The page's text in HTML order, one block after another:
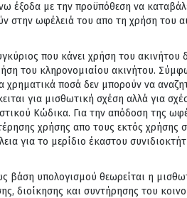
έξοδα με την προϋπόθεση να
στην ωφέλειά του απο τη χρήση του
που κάνει χρήση του
του κληρονομιαίου ακινήτου.
χρηματικά ποσά δεν μπορούν να
για μισθωτική σχέση αλλά για
Κώδικα. Για την απόδοση της
χρήσης απο τους εκτός χρήσης
για το μερίδιο έκαστου
βάση υπολογισμού θεωρείται η
διοίκησης και συντήρησης του